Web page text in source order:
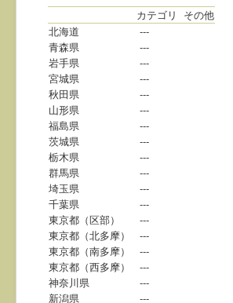
カテゴリ
その他
北海道
---
青森県
---
岩手県
---
宮城県
---
秋田県
---
山形県
---
福島県
---
茨城県
---
栃木県
---
群馬県
---
埼玉県
---
千葉県
---
東京都（区部）
---
東京都（北多摩）
---
東京都（南多摩）
---
東京都（西多摩）
---
神奈川県
---
新潟県
---